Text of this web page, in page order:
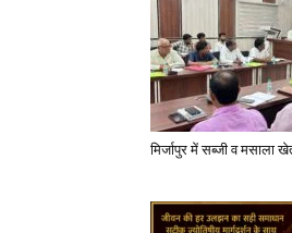
मिर्जापुर में सब्जी व मसाला